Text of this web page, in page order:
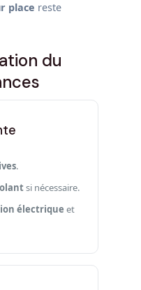
place reste
du
.
si nécessaire.
électrique et